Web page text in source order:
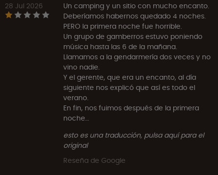
28 Jul 2026
Un camping y un sitio con mucho encanto.
Deberíamos habernos quedado 4 noches.
PERO la primera noche fue horrible.
Un grupo de gamberros estuvo poniendo
música hasta las 6 de la mañana.
Llamamos a la gendarmería dos veces y no
vino nadie.
Y el gerente, que era un encanto, al día
siguiente nos explicó que así es todo el
verano.
En fin, nos fuimos después de la primera
noche…
esto es una traducción, pulsa aquí para el
original
Reseña de Google